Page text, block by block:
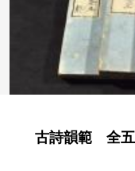
古詩韻範 全